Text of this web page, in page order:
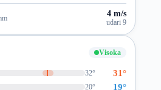
4 m/s
udari 9
Visoka
32° 31°
20° 19°